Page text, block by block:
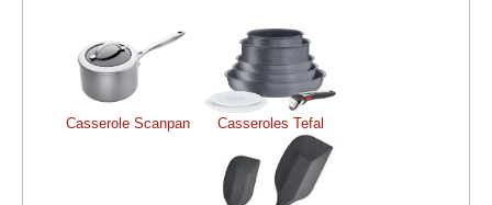
Casserole Scanpan Casseroles Tefal